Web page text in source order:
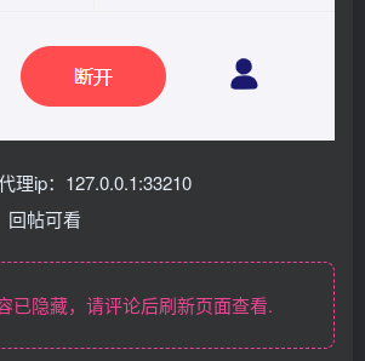
理ip：127.0.0.1:33210
回帖可看
隐藏，请评论后刷新页面查看.